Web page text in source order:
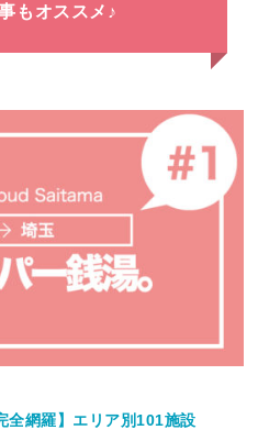
もオススメ♪
全網羅】エリア別101施設